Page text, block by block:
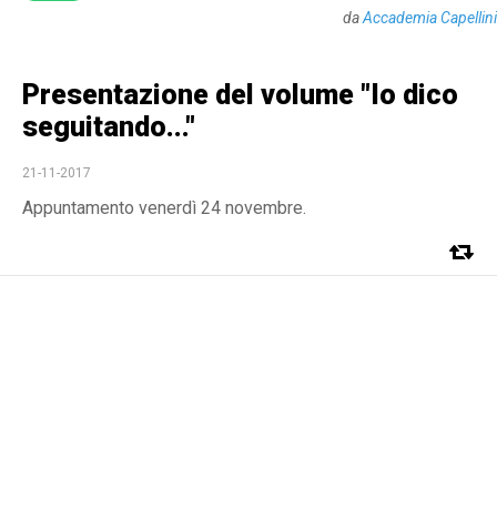
daAccademia Capellini
Presentazione del volume "Io dico
seguitando..."
21-11-2017
Appuntamento venerdì 24 novembre.